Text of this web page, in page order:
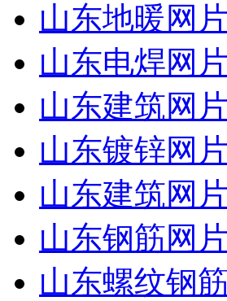
山东地暖网
山东电焊网
山东建筑网
山东镀锌网
山东建筑网
山东钢筋网
山东螺纹钢